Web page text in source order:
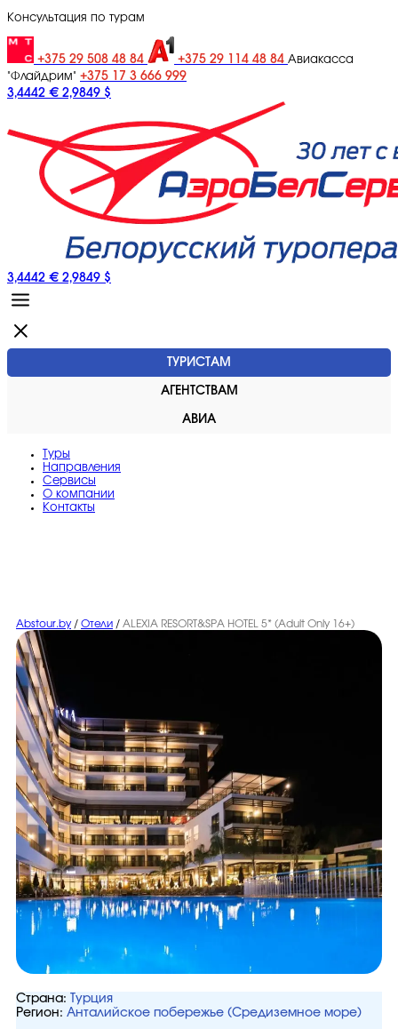
Консультация по турам
+375 29 508 48 84 +375 29 114 48 84 Авиакасса
"Флайдрим" +375 17 3 666 999
3,4442 € 2,9849 $
3,4442 € 2,9849 $
ТУРИСТАМ
АГЕНТСТВАМ
АВИА
Туры
Направления
Сервисы
O компании
Контакты
Abstour.by / Отели / ALEXIA RESORT&SPA HOTEL 5* (Adult Only 16+)
Страна:
Турция
Регион: Анталийское побережье (Средиземное море)